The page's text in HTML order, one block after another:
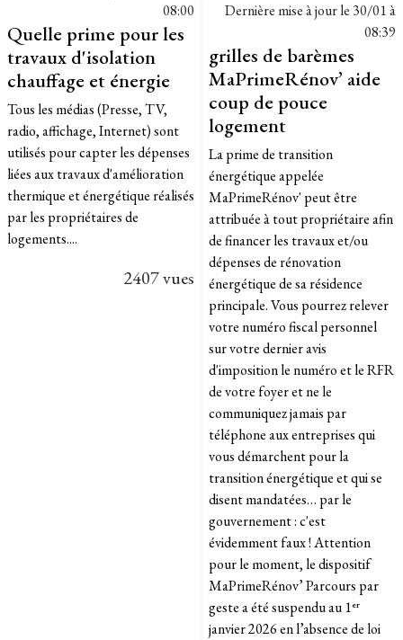
08:00
Quelle prime pour les
travaux d'isolation
chauffage et énergie
Tous les médias (Presse, TV,
radio, affichage, Internet) sont
utilisés pour capter les dépenses
liées aux travaux d'amélioration
thermique et énergétique réalisés
par les propriétaires de
logements....
2407 vues
Dernière mise à jour le 30/01 à
08:39
grilles de barèmes
MaPrimeRénov’ aide
coup de pouce
logement
La prime de transition
énergétique appelée
MaPrimeRénov' peut être
attribuée à tout propriétaire afin
de financer les travaux et/ou
dépenses de rénovation
énergétique de sa résidence
principale. Vous pourrez relever
votre numéro fiscal personnel
sur votre dernier avis
d'imposition le numéro et le RFR
de votre foyer et ne le
communiquez jamais par
téléphone aux entreprises qui
vous démarchent pour la
transition énergétique et qui se
disent mandatées… par le
gouvernement : c'est
évidemment faux ! Attention
pour le moment, le dispositif
MaPrimeRénov’ Parcours par
geste a été suspendu au 1ᵉʳ
janvier 2026 en l’absence de loi